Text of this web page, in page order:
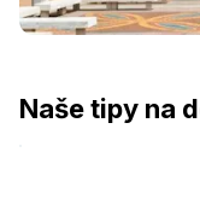
Naše tipy na